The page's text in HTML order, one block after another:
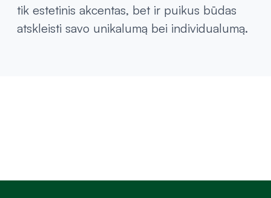
tik estetinis akcentas, bet ir puikus būdas
atskleisti savo unikalumą bei individualumą.